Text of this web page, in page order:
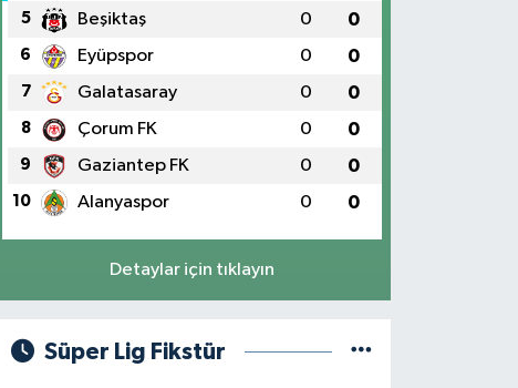
5 Beşiktaş 0 0
6 Eyüpspor 0 0
7 Galatasaray 0 0
8 Çorum FK 0 0
9 Gaziantep FK 0 0
10 Alanyaspor 0 0
Detaylar için tıklayın
Süper Lig Fikstür